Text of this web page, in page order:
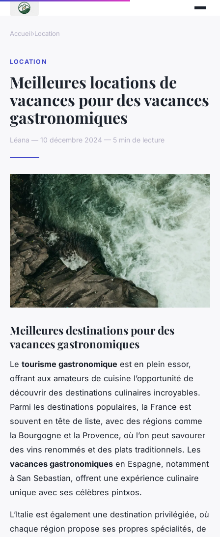
Accueil›Location
LOCATION
Meilleures locations de
vacances pour des vacances
gastronomiques
Léana — 10 décembre 2024 — 5 min de lecture
Meilleures destinations pour des
vacances gastronomiques
Le tourisme gastronomique est en plein essor,
offrant aux amateurs de cuisine l’opportunité de
découvrir des destinations culinaires incroyables.
Parmi les destinations populaires, la France est
souvent en tête de liste, avec des régions comme
la Bourgogne et la Provence, où l’on peut savourer
des vins renommés et des plats traditionnels. Les
vacances gastronomiques en Espagne, notamment
à San Sebastian, offrent une expérience culinaire
unique avec ses célèbres pintxos.
L’Italie est également une destination privilégiée, où
chaque région propose ses propres spécialités, de